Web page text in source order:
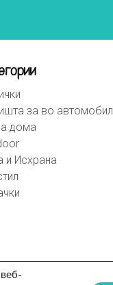
за во автомобил
дома
и Исхрана